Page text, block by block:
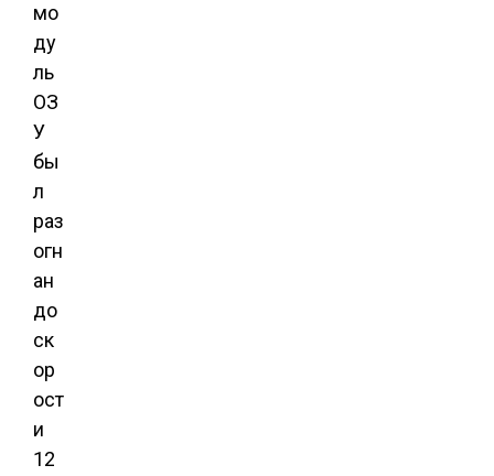
мо
ду
ль
ОЗ
У
бы
л
раз
огн
ан
до
ск
ор
ост
и
12